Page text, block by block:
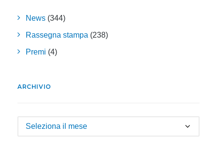
News (344)
Rassegna stampa (238)
Premi (4)
ARCHIVIO
Archivio